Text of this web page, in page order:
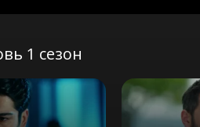
1 сезон